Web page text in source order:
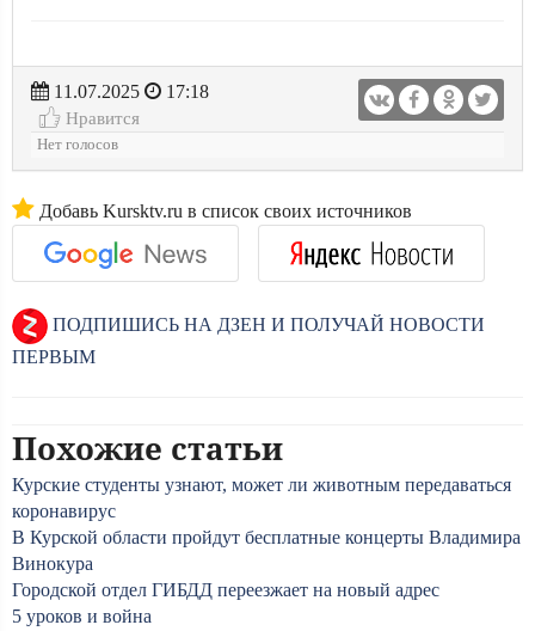
11.07.2025
17:18
Нравится
Нет голосов
Добавь Kursktv.ru в список своих источников
ПОДПИШИСЬ НА ДЗЕН И ПОЛУЧАЙ НОВОСТИ
ПЕРВЫМ
Похожие статьи
Курские студенты узнают, может ли животным передаваться
коронавирус
В Курской области пройдут бесплатные концерты Владимира
Винокура
Городской отдел ГИБДД переезжает на новый адрес
5 уроков и война